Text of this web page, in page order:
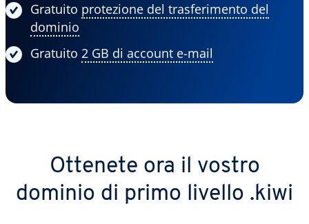
Gratuito protezione del trasferimento del
dominio
Gratuito 2 GB di account e-mail
Ottenete ora il vostro
dominio di primo livello .kiwi